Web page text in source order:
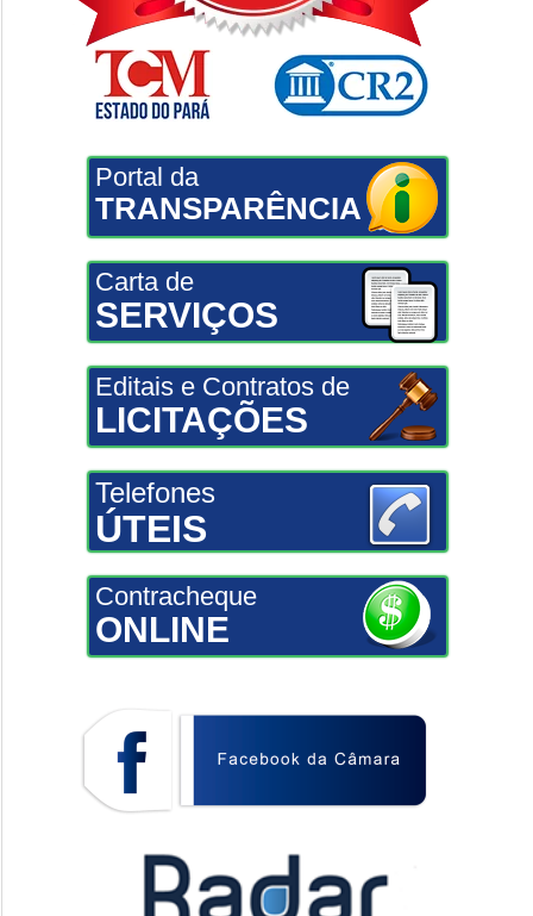
Portal da
TRANSPARÊNCIA
Carta de
SERVIÇOS
Editais e Contratos de
LICITAÇÕES
Telefones
ÚTEIS
Contracheque
ONLINE